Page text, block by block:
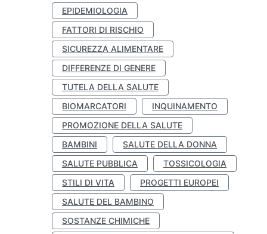
EPIDEMIOLOGIA
FATTORI DI RISCHIO
SICUREZZA ALIMENTARE
DIFFERENZE DI GENERE
TUTELA DELLA SALUTE
BIOMARCATORI
INQUINAMENTO
PROMOZIONE DELLA SALUTE
BAMBINI
SALUTE DELLA DONNA
SALUTE PUBBLICA
TOSSICOLOGIA
STILI DI VITA
PROGETTI EUROPEI
SALUTE DEL BAMBINO
SOSTANZE CHIMICHE